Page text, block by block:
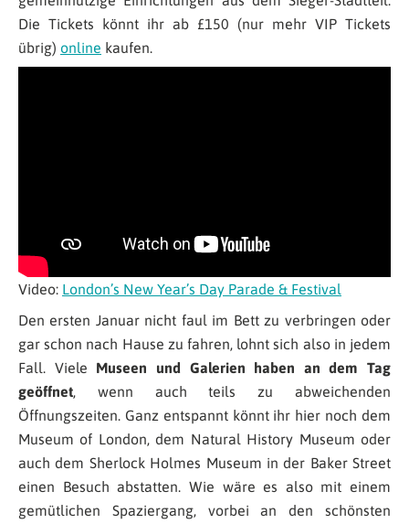
Die Tickets könnt ihr ab £150 (nur mehr VIP Tickets
übrig) online kaufen.
Video: London’s New Year’s Day Parade & Festival
Den ersten Januar nicht faul im Bett zu verbringen oder
gar schon nach Hause zu fahren, lohnt sich also in jedem
Fall. Viele Museen und Galerien haben an dem Tag
geöffnet, wenn auch teils zu abweichenden
Öffnungszeiten. Ganz entspannt könnt ihr hier noch dem
Museum of London, dem Natural History Museum oder
auch dem Sherlock Holmes Museum in der Baker Street
einen Besuch abstatten. Wie wäre es also mit einem
gemütlichen Spaziergang, vorbei an den schönsten